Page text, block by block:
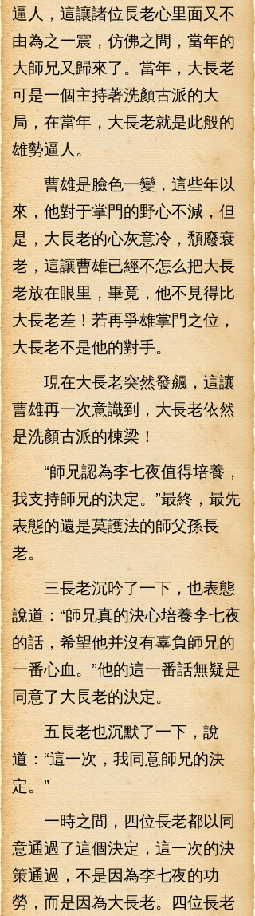
逼人，這讓諸位長老心里面又不
由為之一震，仿佛之間，當年的
大師兄又歸來了。當年，大長老
可是一個主持著洗顏古派的大
局，在當年，大長老就是此般的
雄勢逼人。
曹雄是臉色一變，這些年以
來，他對于掌門的野心不減，但
是，大長老的心灰意冷，頹廢衰
老，這讓曹雄已經不怎么把大長
老放在眼里，畢竟，他不見得比
大長老差！若再爭雄掌門之位，
大長老不是他的對手。
現在大長老突然發飆，這讓
曹雄再一次意識到，大長老依然
是洗顏古派的棟梁！
“師兄認為李七夜值得培養，
我支持師兄的決定。”最終，最先
表態的還是莫護法的師父孫長
老。
三長老沉吟了一下，也表態
說道：“師兄真的決心培養李七夜
的話，希望他并沒有辜負師兄的
一番心血。”他的這一番話無疑是
同意了大長老的決定。
五長老也沉默了一下，說
道：“這一次，我同意師兄的決
定。”
一時之間，四位長老都以同
意通過了這個決定，這一次的決
策通過，不是因為李七夜的功
勞，而是因為大長老。四位長老